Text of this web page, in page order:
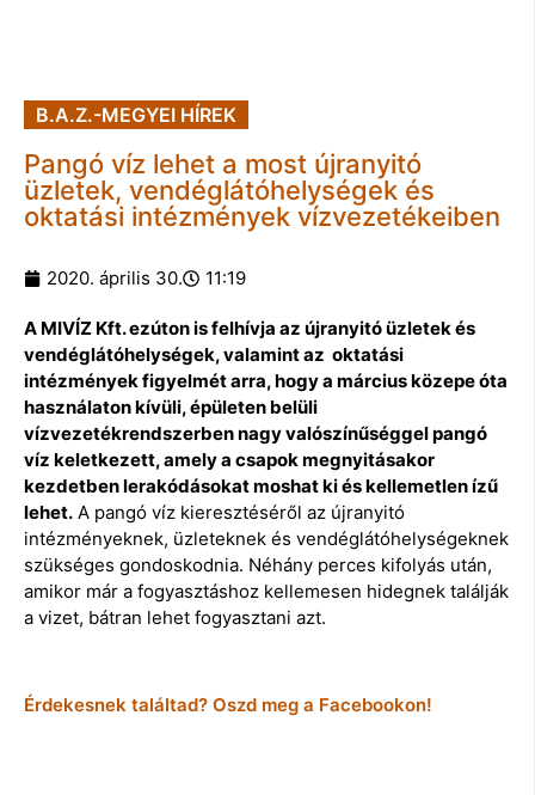
B.A.Z.-MEGYEI HÍREK
Pangó víz lehet a most újranyitó
üzletek, vendéglátóhelységek és
oktatási intézmények vízvezetékeiben
2020. április 30. 11:19
A MIVÍZ Kft. ezúton is felhívja az újranyitó üzletek és
vendéglátóhelységek, valamint az oktatási
intézmények figyelmét arra, hogy a március közepe óta
használaton kívüli, épületen belüli
vízvezetékrendszerben nagy valószínűséggel pangó
víz keletkezett, amely a csapok megnyitásakor
kezdetben lerakódásokat moshat ki és kellemetlen ízű
lehet. A pangó víz kieresztéséről az újranyitó
intézményeknek, üzleteknek és vendéglátóhelységeknek
szükséges gondoskodnia. Néhány perces kifolyás után,
amikor már a fogyasztáshoz kellemesen hidegnek találják
a vizet, bátran lehet fogyasztani azt.
Érdekesnek találtad? Oszd meg a Facebookon!